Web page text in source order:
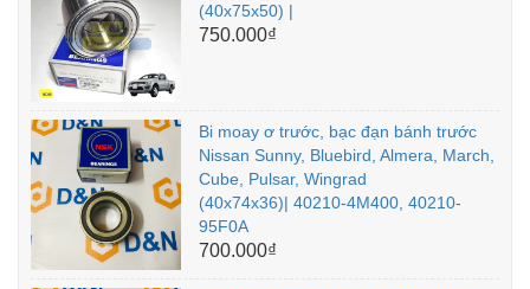
(40x75x50) |
750.000₫
Bi moay ơ trước, bạc đạn bánh trước
Nissan Sunny, Bluebird, Almera, March,
Cube, Pulsar, Wingrad
(40x74x36)| 40210-4M400, 40210-
95F0A
700.000₫